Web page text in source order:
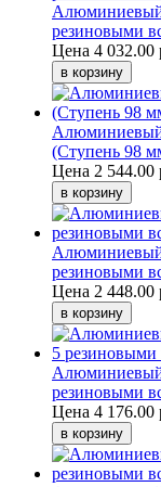
Алюминиевый
резиновыми
Цена 4 032.00
Алюминиевый
(Ступень 98
Цена 2 544.00
Алюминиевый
резиновыми
Цена 2 448.00
Алюминиевый
резиновыми
Цена 4 176.00